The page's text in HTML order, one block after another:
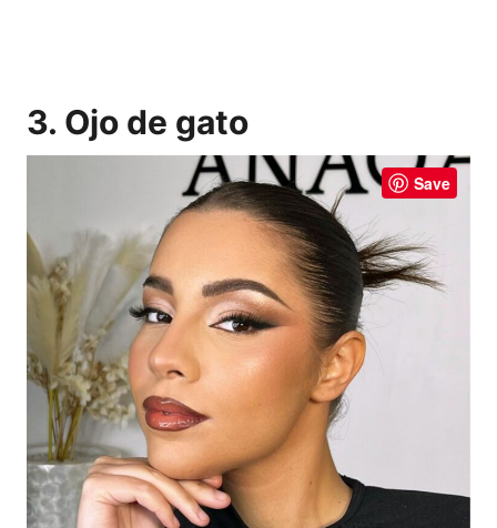
3. Ojo de gato
Save